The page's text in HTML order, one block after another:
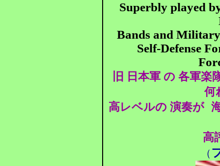
Superbly played
Bands and
Self-Defense
旧 日本軍 の 各軍楽
何
高レベルの 演奏が
高
（